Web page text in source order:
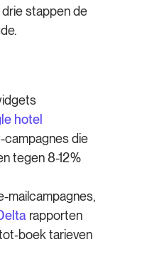
stappen de
hotel
campagnes die
tegen 8-12%
mailcampagnes,
rapporten
boek tarieven